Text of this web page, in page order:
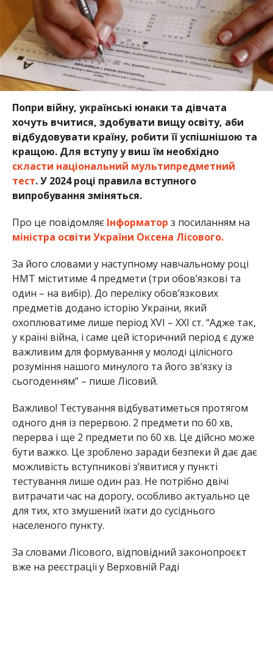
Попри війну, українські юнаки та дівчата
хочуть вчитися, здобувати вищу освіту, аби
відбудовувати країну, робити її успішнішою та
кращою. Для вступу у виш їм необхідно
скласти національний мультипредметний
тест. У 2024 році правила вступного
випробування зміняться.
Про це повідомляє Інформатор з посиланням на
міністра освіти України Оксена Лісового.
За його словами у наступному навчальному році
НМТ міститиме 4 предмети (три обов’язкові та
один – на вибір). До переліку обов’язкових
предметів додано історію України, який
охоплюватиме лише період XVI – ХХІ ст. “Адже так,
у країні війна, і саме цей історичний період є дуже
важливим для формування у молоді цілісного
розуміння нашого минулого та його зв’язку із
сьогоденням” – пише Лісовий.
Важливо! Тестування відбуватиметься протягом
одного дня із перервою. 2 предмети по 60 хв,
перерва і ще 2 предмети по 60 хв. Це дійсно може
бути важко. Це зроблено заради безпеки й дає дає
можливість вступникові з’явитися у пункті
тестування лише один раз. Не потрібно двічі
витрачати час на дорогу, особливо актуально це
для тих, хто змушений їхати до сусіднього
населеного пункту.
За словами Лісового, відповідний законопроєкт
вже на реєстрації у Верховній Раді